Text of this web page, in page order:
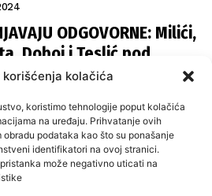
korišćenja kolačića
koristimo tehnologije poput kolačića
na uređaju. Prihvatanje ovih
podataka kao što su ponašanje
identifikatori na ovoj stranici.
može negativno uticati na
ODGOVORNE: Milići,
Doboj i Teslić pod
U ISTOČNOM
dvije opštine, slijedi